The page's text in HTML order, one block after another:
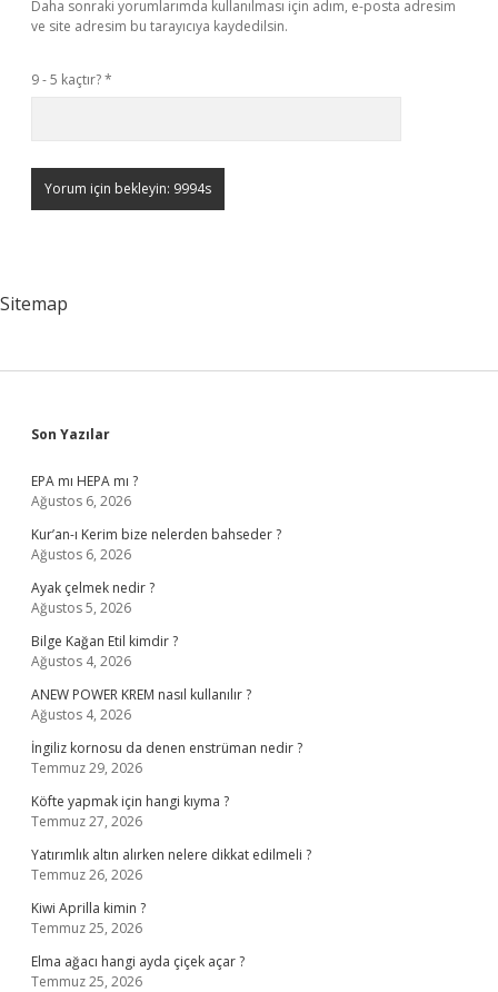
Daha sonraki yorumlarımda kullanılması için adım, e-posta adresim
ve site adresim bu tarayıcıya kaydedilsin.
9 - 5 kaçtır?*
Sitemap
Sidebar
Son Yazılar
EPA mı HEPA mı ?
Ağustos 6, 2026
Kur’an-ı Kerim bize nelerden bahseder ?
Ağustos 6, 2026
Ayak çelmek nedir ?
Ağustos 5, 2026
Bilge Kağan Etil kimdir ?
Ağustos 4, 2026
ANEW POWER KREM nasıl kullanılır ?
Ağustos 4, 2026
İngiliz kornosu da denen enstrüman nedir ?
Temmuz 29, 2026
Köfte yapmak için hangi kıyma ?
Temmuz 27, 2026
Yatırımlık altın alırken nelere dikkat edilmeli ?
Temmuz 26, 2026
Kiwi Aprilla kimin ?
Temmuz 25, 2026
Elma ağacı hangi ayda çiçek açar ?
Temmuz 25, 2026